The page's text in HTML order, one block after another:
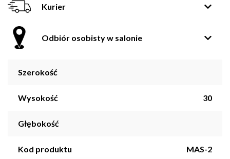
Kurier
Odbiór osobisty w salonie
Szerokość
Wysokość 30
Głębokość
Kod produktu MAS-2